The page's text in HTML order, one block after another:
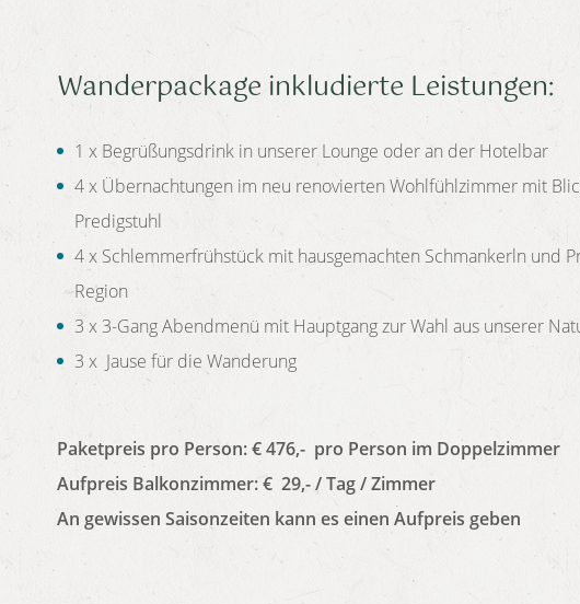
Wanderpackage inkludierte Leistungen:
1 x Begrüßungsdrink in unserer Lounge oder an der Hotelbar
4 x Übernachtungen im neu renovierten Wohlfühlzimmer mit
Predigstuhl
4 x Schlemmerfrühstück mit hausgemachten Schmankerln und
Region
3 x 3-Gang Abendmenü mit Hauptgang zur Wahl aus unserer
3 x Jause für die Wanderung
Paketpreis pro Person: € 476,- pro Person im Doppelzimmer
Aufpreis Balkonzimmer: € 29,- / Tag / Zimmer
An gewissen Saisonzeiten kann es einen Aufpreis geben